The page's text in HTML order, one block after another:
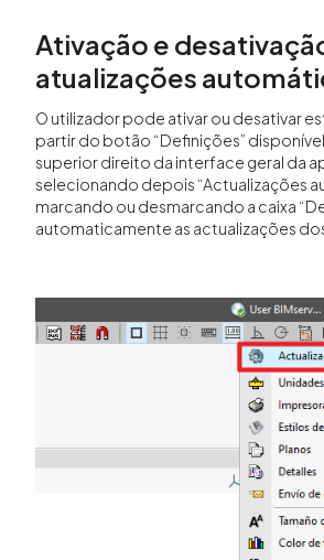
Ativação e
atualizações
O utilizador pode ativar ou desativar
partir do botão “Definições”
superior direito da interface geral da
selecionando depois “Actualizações
marcando ou desmarcando a caixa
automaticamente as actualizações